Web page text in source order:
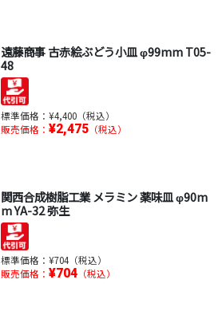
遠藤商事 古赤絵ぶどう小皿 φ99mm T05-
48
標準価格： ¥4,400（税込）
販売価格： ¥2,475（税込）
関西合成樹脂工業 メラミン 薬味皿 φ90m
m YA-32 弥生
標準価格： ¥704（税込）
販売価格： ¥704（税込）